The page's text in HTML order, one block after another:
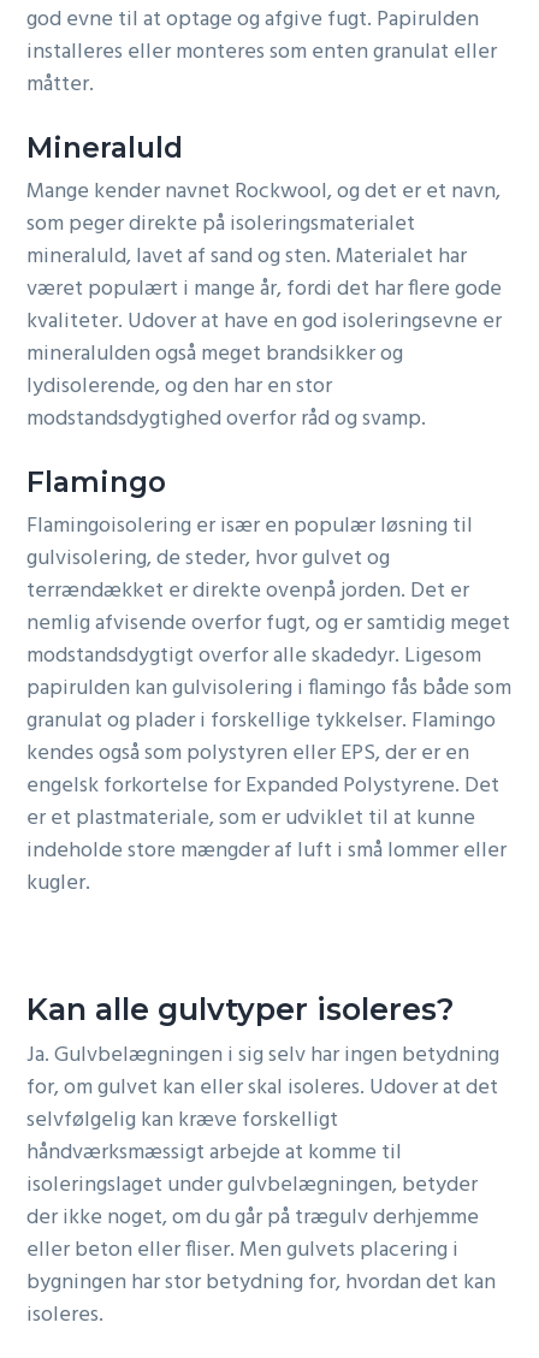
god evne til at optage og afgive fugt. Papirulden
installeres eller monteres som enten granulat eller
måtter.
Mineraluld
Mange kender navnet Rockwool, og det er et navn,
som peger direkte på isoleringsmaterialet
mineraluld, lavet af sand og sten. Materialet har
været populært i mange år, fordi det har flere gode
kvaliteter. Udover at have en god isoleringsevne er
mineralulden også meget brandsikker og
lydisolerende, og den har en stor
modstandsdygtighed overfor råd og svamp.
Flamingo
Flamingoisolering er især en populær løsning til
gulvisolering, de steder, hvor gulvet og
terrændækket er direkte ovenpå jorden. Det er
nemlig afvisende overfor fugt, og er samtidig meget
modstandsdygtigt overfor alle skadedyr. Ligesom
papirulden kan gulvisolering i flamingo fås både som
granulat og plader i forskellige tykkelser. Flamingo
kendes også som polystyren eller EPS, der er en
engelsk forkortelse for Expanded Polystyrene. Det
er et plastmateriale, som er udviklet til at kunne
indeholde store mængder af luft i små lommer eller
kugler.
Kan alle gulvtyper isoleres?
Ja. Gulvbelægningen i sig selv har ingen betydning
for, om gulvet kan eller skal isoleres. Udover at det
selvfølgelig kan kræve forskelligt
håndværksmæssigt arbejde at komme til
isoleringslaget under gulvbelægningen, betyder
der ikke noget, om du går på trægulv derhjemme
eller beton eller fliser. Men gulvets placering i
bygningen har stor betydning for, hvordan det kan
isoleres.